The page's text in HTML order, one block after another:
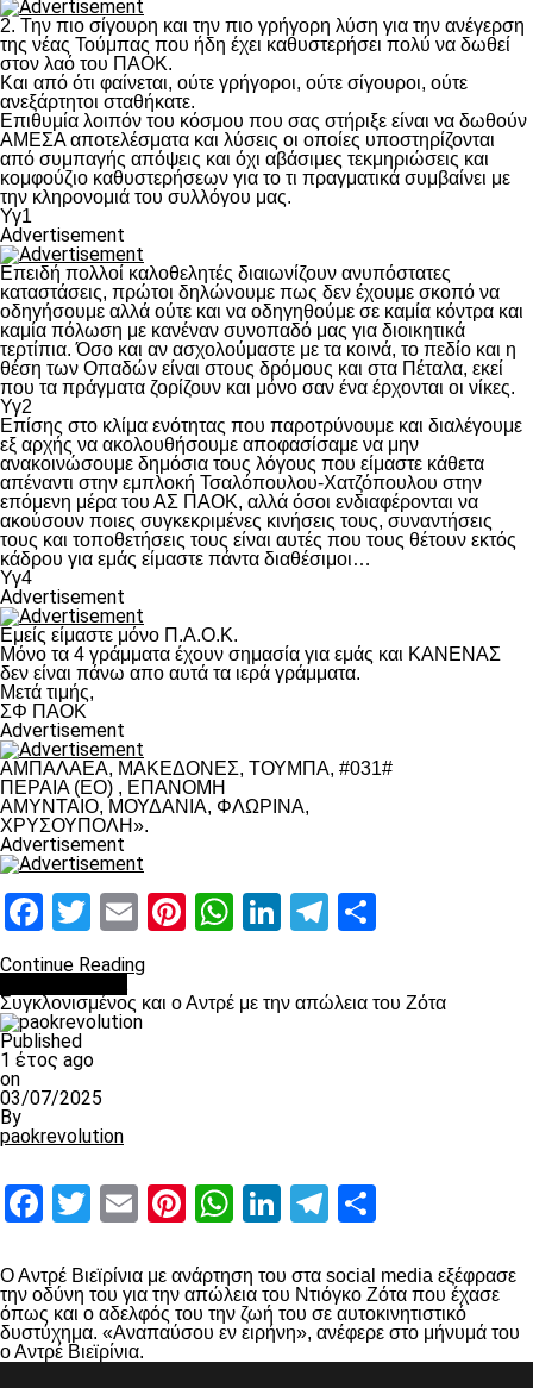
2. Την πιο σίγουρη και την πιο γρήγορη λύση για την ανέγερση
της νέας Τούμπας που ήδη έχει καθυστερήσει πολύ να δωθεί
στον λαό του ΠΑΟΚ.
Και από ότι φαίνεται, ούτε γρήγοροι, ούτε σίγουροι, ούτε
ανεξάρτητοι σταθήκατε.
Επιθυμία λοιπόν του κόσμου που σας στήριξε είναι να δωθούν
ΑΜΕΣΑ αποτελέσματα και λύσεις οι οποίες υποστηρίζονται
από συμπαγής απόψεις και όχι αβάσιμες τεκμηριώσεις και
κομφούζιο καθυστερήσεων για το τι πραγματικά συμβαίνει με
την κληρονομιά του συλλόγου μας.
Υγ1
Advertisement
Επειδή πολλοί καλοθελητές διαιωνίζουν ανυπόστατες
καταστάσεις, πρώτοι δηλώνουμε πως δεν έχουμε σκοπό να
οδηγήσουμε αλλά ούτε και να οδηγηθούμε σε καμία κόντρα και
καμία πόλωση με κανέναν συνοπαδό μας για διοικητικά
τερτίπια. Όσο και αν ασχολούμαστε με τα κοινά, το πεδίο και η
θέση των Οπαδών είναι στους δρόμους και στα Πέταλα, εκεί
που τα πράγματα ζορίζουν και μόνο σαν ένα έρχονται οι νίκες.
Υγ2
Επίσης στο κλίμα ενότητας που παροτρύνουμε και διαλέγουμε
εξ αρχής να ακολουθήσουμε αποφασίσαμε να μην
ανακοινώσουμε δημόσια τους λόγους που είμαστε κάθετα
απέναντι στην εμπλοκή Τσαλόπουλου-Χατζόπουλου στην
επόμενη μέρα του ΑΣ ΠΑΟΚ, αλλά όσοι ενδιαφέρονται να
ακούσουν ποιες συγκεκριμένες κινήσεις τους, συναντήσεις
τους και τοποθετήσεις τους είναι αυτές που τους θέτουν εκτός
κάδρου για εμάς είμαστε πάντα διαθέσιμοι…
Υγ4
Advertisement
Εμείς είμαστε μόνο Π.Α.Ο.Κ.
Μόνο τα 4 γράμματα έχουν σημασία για εμάς και ΚΑΝΕΝΑΣ
δεν είναι πάνω απο αυτά τα ιερά γράμματα.
Μετά τιμής,
ΣΦ ΠΑΟΚ
Advertisement
ΑΜΠΑΛΑΕΑ, ΜΑΚΕΔΟΝΕΣ, ΤΟΥΜΠΑ, #031#
ΠΕΡΑΙΑ (ΕΟ) , ΕΠΑΝΟΜΗ
ΑΜΥΝΤΑΙΟ, ΜΟΥΔΑΝΙΑ, ΦΛΩΡΙΝΑ,
ΧΡΥΣΟΥΠΟΛΗ».
Advertisement
Facebook
Twitter
EmailPinterest
WhatsApp
LinkedIn
Telegram
Continue Reading
Συγκλονισμένος και ο Αντρέ με την απώλεια του Ζότα
Published
1 έτος ago
on
03/07/2025
By
paokrevolution
Facebook
Twitter
EmailPinterest
WhatsApp
LinkedIn
Telegram
Ο Αντρέ Βιεϊρίνια με ανάρτηση του στα social media εξέφρασε
την οδύνη του για την απώλεια του Ντιόγκο Ζότα που έχασε
όπως και ο αδελφός του την ζωή του σε αυτοκινητιστικό
δυστύχημα. «Αναπαύσου εν ειρήνη», ανέφερε στο μήνυμά του
ο Αντρέ Βιεϊρίνια.